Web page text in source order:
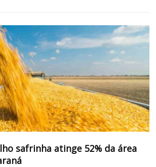
safrinha atinge 52% da área